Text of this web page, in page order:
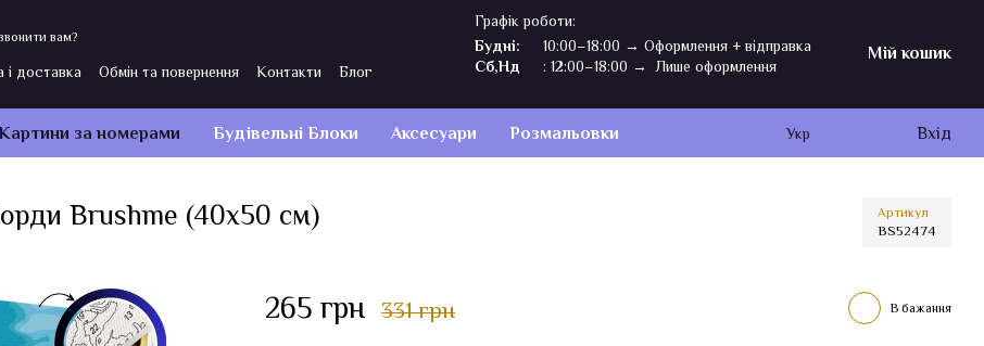
вам?
і доставка Обмін та повернення Контакти
Блог
Графік роботи:
Будні:
10:00–18:00 → Оформлення + відправка
Сб,Нд
: 12:00–18:00 → Лише оформлення
Мій кошик
за номерами Будівельні Блоки Аксесуари Розмальовки Укр Вхід
Brushme (40x50 см) Артикул
BS52474
265 грн 331 грн В бажання